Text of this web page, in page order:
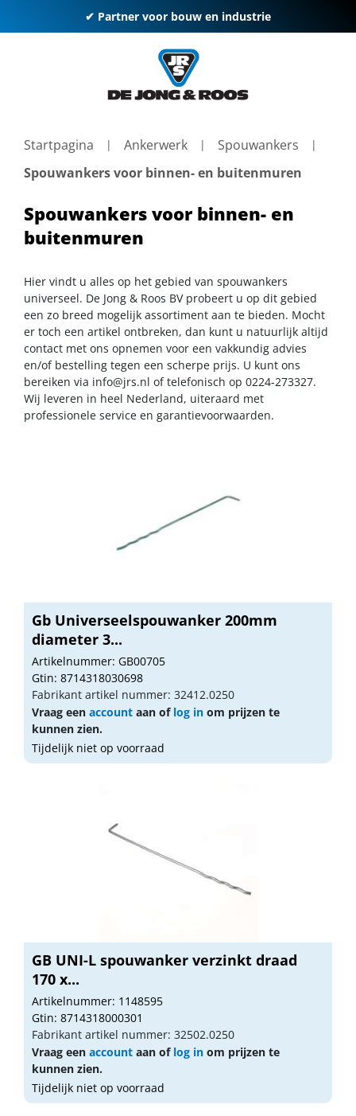
✔ Partner voor bouw en industrie
Startpagina Ankerwerk
Spouwankers
Spouwankers voor binnen- en buitenmuren
Spouwankers voor binnen- en
buitenmuren
Hier vindt u alles op het gebied van spouwankers
universeel. De Jong & Roos BV probeert u op dit gebied
een zo breed mogelijk assortiment aan te bieden. Mocht
er toch een artikel ontbreken, dan kunt u natuurlijk altijd
contact met ons opnemen voor een vakkundig advies
en/of bestelling tegen een scherpe prijs. U kunt ons
bereiken via info@jrs.nl of telefonisch op 0224-273327.
Wij leveren in heel Nederland, uiteraard met
professionele service en garantievoorwaarden.
Gb Universeelspouwanker 200mm
diameter 3...
Artikelnummer: GB00705
Gtin: 8714318030698
Fabrikant artikel nummer: 32412.0250
Vraag een account aan of log in om prijzen te
kunnen zien.
Tijdelijk niet op voorraad
GB UNI-L spouwanker verzinkt draad
170 x...
Artikelnummer: 1148595
Gtin: 8714318000301
Fabrikant artikel nummer: 32502.0250
Vraag een account aan of log in om prijzen te
kunnen zien.
Tijdelijk niet op voorraad